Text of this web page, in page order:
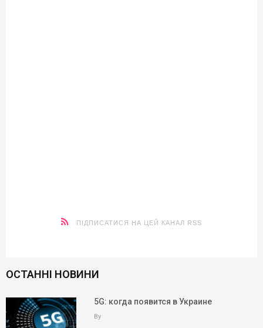
ПІДПИСАТИСЯ НА ЦЕЙ КАНАЛ RSS
ОСТАННІ НОВИНИ
5G: когда появится в Украине
By